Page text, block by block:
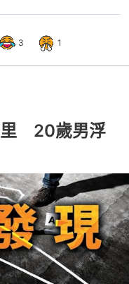
3 1
里 20歲男浮